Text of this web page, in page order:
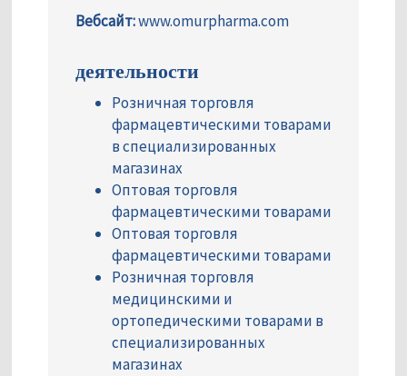
Вебсайт:www.omurpharma.com
деятельности
Розничная торговля
фармацевтическими товарами
в специализированных
магазинах
Оптовая торговля
фармацевтическими товарами
Оптовая торговля
фармацевтическими товарами
Розничная торговля
медицинскими и
ортопедическими товарами в
специализированных
магазинах